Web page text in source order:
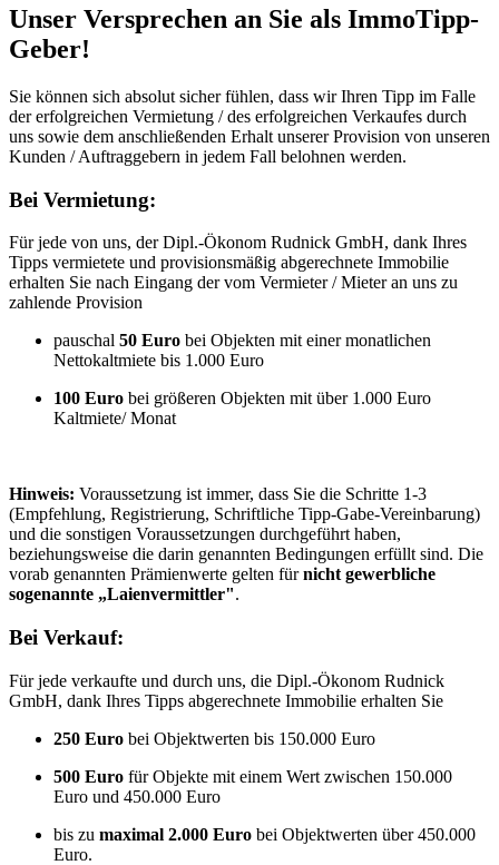
Unser Versprechen an Sie als ImmoTipp-
Geber!
Sie können sich absolut sicher fühlen, dass wir Ihren Tipp im Falle
der erfolgreichen Vermietung / des erfolgreichen Verkaufes durch
uns sowie dem anschließenden Erhalt unserer Provision von unseren
Kunden / Auftraggebern in jedem Fall belohnen werden.
Bei Vermietung:
Für jede von uns, der Dipl.-Ökonom Rudnick GmbH, dank Ihres
Tipps vermietete und provisionsmäßig abgerechnete Immobilie
erhalten Sie nach Eingang der vom Vermieter / Mieter an uns zu
zahlende Provision
pauschal 50 Euro bei Objekten mit einer monatlichen
Nettokaltmiete bis 1.000 Euro
100 Euro bei größeren Objekten mit über 1.000 Euro
Kaltmiete/ Monat
Hinweis: Voraussetzung ist immer, dass Sie die Schritte 1-3
(Empfehlung, Registrierung, Schriftliche Tipp-Gabe-Vereinbarung)
und die sonstigen Voraussetzungen durchgeführt haben,
beziehungsweise die darin genannten Bedingungen erfüllt sind. Die
vorab genannten Prämienwerte gelten fürnicht gewerbliche
sogenannte „Laienvermittler".
Bei Verkauf:
Für jede verkaufte und durch uns, die Dipl.-Ökonom Rudnick
GmbH, dank Ihres Tipps abgerechnete Immobilie erhalten Sie
250 Euro bei Objektwerten bis 150.000 Euro
500 Euro für Objekte mit einem Wert zwischen 150.000
Euro und 450.000 Euro
bis zu maximal 2.000 Euro bei Objektwerten über 450.000
Euro.